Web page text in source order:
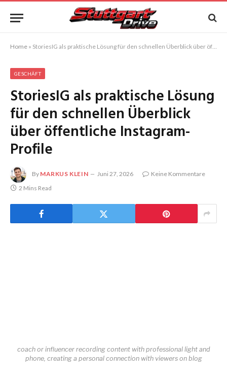
Home » StoriesIG als praktische Lösung für den schnellen Überblick über öffentliche Instagram-Profile
GESCHÄFT
StoriesIG als praktische Lösung
für den schnellen Überblick
über öffentliche Instagram-
Profile
By MARKUS KLEIN Juni 27, 2026
Keine Kommentare
2 Mins Read
coach or influencer recording content with professional light and
phone, creating a personal connection with viewers on blog